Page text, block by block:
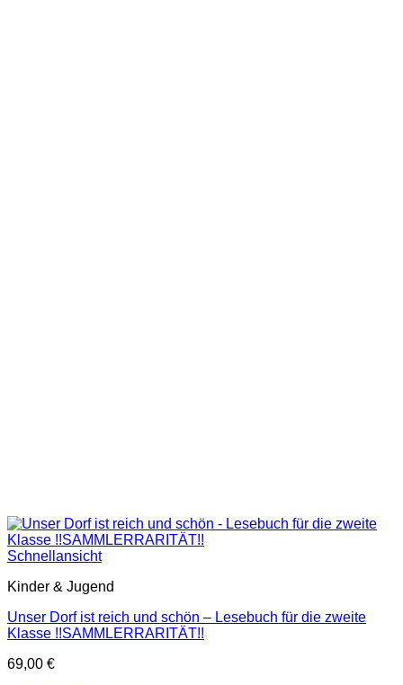
Schnellansicht
Kinder & Jugend
Unser Dorf ist reich und schön – Lesebuch für die zweite
Klasse !!SAMMLERRARITÄT!!
69,00 €